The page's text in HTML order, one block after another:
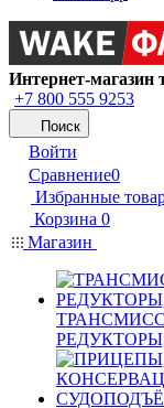
Интернет-магазин
+7 800 555 9253
Поиск
Войти
Сравнение0
Избранные
Корзина 0
Магазин